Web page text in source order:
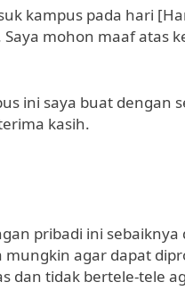
kampus pada hari
mohon maaf atas
ini saya buat dengan
kasih.
pribadi ini sebaiknya
agar dapat
dan tidak bertele-tele